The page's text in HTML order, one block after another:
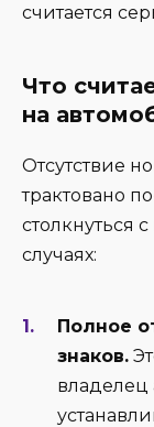
считается
Что
на
Отсутствие
трактовано
столкнуться
случаях:
Полное
знаков.